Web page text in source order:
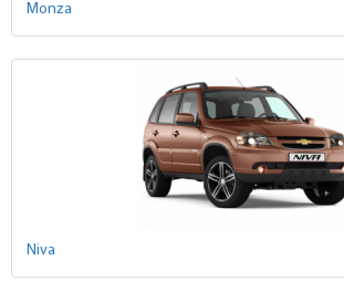
Monza
Niva